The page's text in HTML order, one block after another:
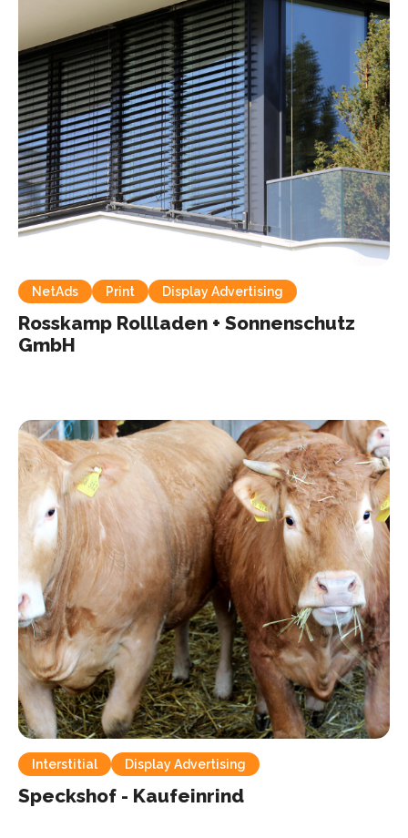
NetAds Print Display Advertising
Rosskamp Rollladen + Sonnenschutz
GmbH
Interstitial Display Advertising
Speckshof - Kaufeinrind